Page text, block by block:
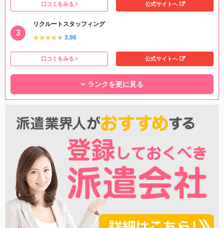
口コミをみる 公式サイトへ
リクルートスタッフィング
★★★★★
★★★★★ 3.96
口コミをみる 公式サイトへ
ランクを更に見る